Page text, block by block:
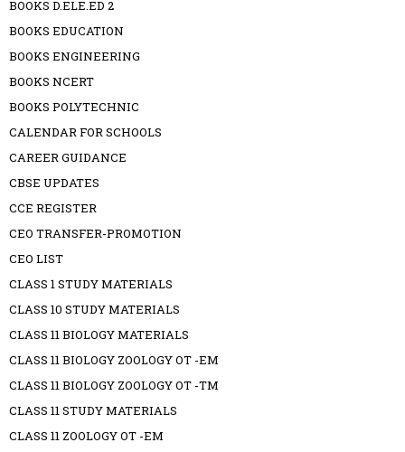
BOOKS D.ELE.ED 2
BOOKS EDUCATION
BOOKS ENGINEERING
BOOKS NCERT
BOOKS POLYTECHNIC
CALENDAR FOR SCHOOLS
CAREER GUIDANCE
CBSE UPDATES
CCE REGISTER
CEO TRANSFER-PROMOTION
CEO LIST
CLASS 1 STUDY MATERIALS
CLASS 10 STUDY MATERIALS
CLASS 11 BIOLOGY MATERIALS
CLASS 11 BIOLOGY ZOOLOGY OT -EM
CLASS 11 BIOLOGY ZOOLOGY OT -TM
CLASS 11 STUDY MATERIALS
CLASS 11 ZOOLOGY OT -EM